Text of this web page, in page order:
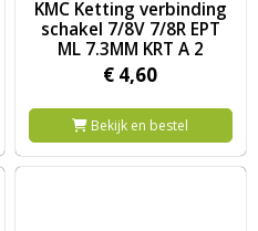
KMC Ketting verbinding
schakel 7/8V 7/8R EPT
ML 7.3MM KRT A 2
€ 4,60
Bekijk en bestel